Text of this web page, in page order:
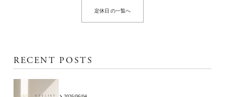
定休日 の一覧へ
RECENT POSTS